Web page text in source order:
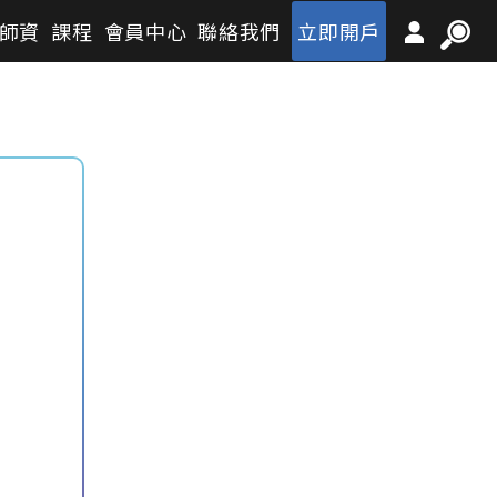
資 課程 會員中心 聯絡我們 立即開戶